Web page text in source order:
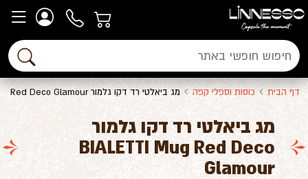
דף הבית כוסות וספלי קפה מג ביאלטי רד דקו גלמור BIALETTI Mug Red Deco Glamour
מג ביאלטי רד דקו גלמור
BIALETTI Mug Red Deco
Glamour